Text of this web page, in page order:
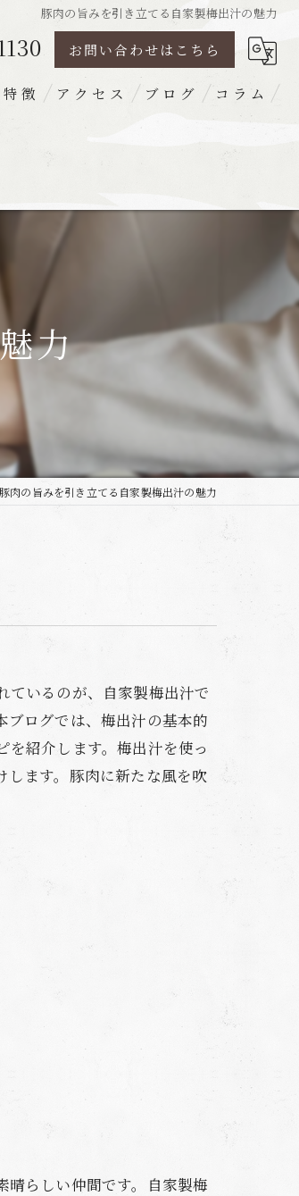
豚肉の旨みを引き立てる自家製梅出汁の魅力
お問い合わせはこちら
徴 アクセス ブログ コラム
力
豚肉の旨みを引き立てる自家製梅出汁の魅力
ているのが、自家製梅出汁で
ログでは、梅出汁の基本的
紹介します。梅出汁を使っ
ます。豚肉に新たな風を吹
晴らしい仲間です。自家製梅